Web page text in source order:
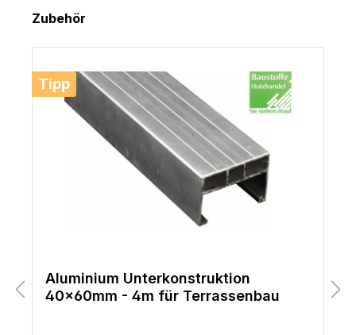
Produktgalerie überspringen
Zubehör
Tipp
Aluminium Unterkonstruktion
40x60mm - 4m für Terrassenbau